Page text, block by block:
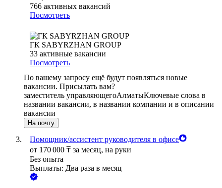
766 активных вакансий
Посмотреть
ГК SABYRZHAN GROUP
33 активные вакансии
Посмотреть
По вашему запросу ещё будут появляться новые
вакансии. Присылать вам?
заместитель управляющегоАлматыКлючевые слова в
названии вакансии, в названии компании и в описании
вакансии
На почту
Помощник/ассистент руководителя в офисе
от 170 000 ₸ за месяц, на руки
Без опыта
Выплаты: Два раза в месяц